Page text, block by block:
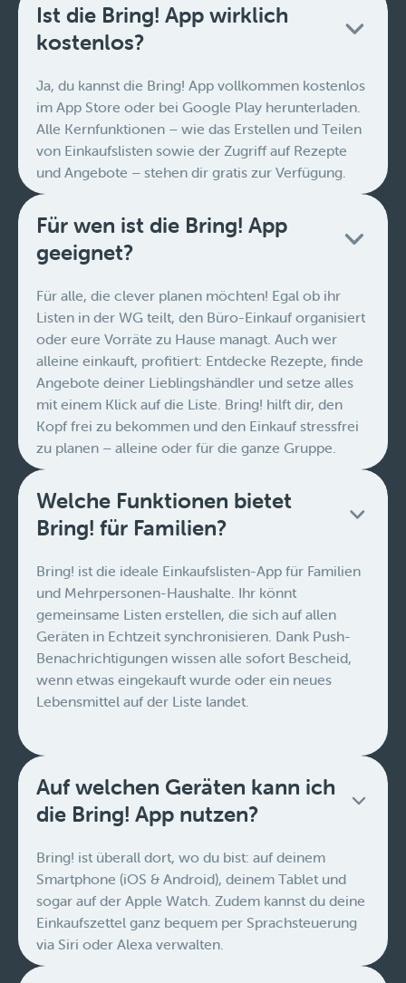
Ist die Bring! App wirklich
kostenlos?
Ja, du kannst die Bring! App vollkommen kostenlos
im App Store oder bei Google Play herunterladen.
Alle Kernfunktionen – wie das Erstellen und Teilen
von Einkaufslisten sowie der Zugriff auf Rezepte
und Angebote – stehen dir gratis zur Verfügung.
Für wen ist die Bring! App
geeignet?
Für alle, die clever planen möchten! Egal ob ihr
Listen in der WG teilt, den Büro-Einkauf organisiert
oder eure Vorräte zu Hause managt. Auch wer
alleine einkauft, profitiert: Entdecke Rezepte, finde
Angebote deiner Lieblingshändler und setze alles
mit einem Klick auf die Liste. Bring! hilft dir, den
Kopf frei zu bekommen und den Einkauf stressfrei
zu planen – alleine oder für die ganze Gruppe.
Welche Funktionen bietet
Bring! für Familien?
Bring! ist die ideale Einkaufslisten-App für Familien
und Mehrpersonen-Haushalte. Ihr könnt
gemeinsame Listen erstellen, die sich auf allen
Geräten in Echtzeit synchronisieren. Dank Push-
Benachrichtigungen wissen alle sofort Bescheid,
wenn etwas eingekauft wurde oder ein neues
Lebensmittel auf der Liste landet.
Auf welchen Geräten kann ich
die Bring! App nutzen?
Bring! ist überall dort, wo du bist: auf deinem
Smartphone (iOS & Android), deinem Tablet und
sogar auf der Apple Watch. Zudem kannst du deine
Einkaufszettel ganz bequem per Sprachsteuerung
via Siri oder Alexa verwalten.